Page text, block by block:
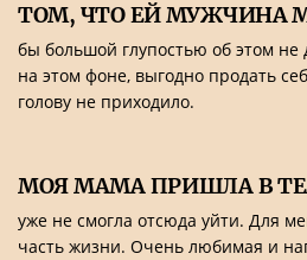
ТОМ, ЧТО ЕЙ МУЖЧИНА
бы большой глупостью об этом не
на этом фоне, выгодно продать
голову не приходило.
МОЯ МАМА ПРИШЛА В
уже не смогла отсюда уйти. Для
часть жизни. Очень любимая и